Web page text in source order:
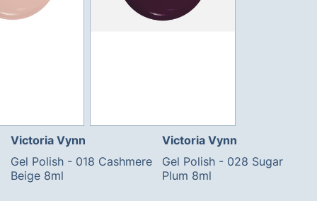
Victoria Vynn
Gel Polish - 018 Cashmere
Beige 8ml
Victoria Vynn
Gel Polish - 028 Sugar
Plum 8ml